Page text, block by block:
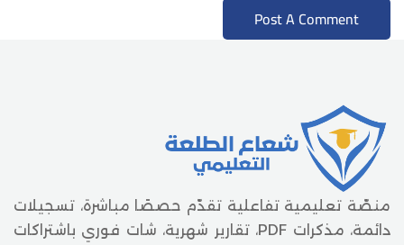
منصّة تعليمية تفاعلية تقدّم حصصًا مباشرة، تسجيلات
دائمة، مذكرات PDF، تقارير شهرية، شات فوري باشتراكات